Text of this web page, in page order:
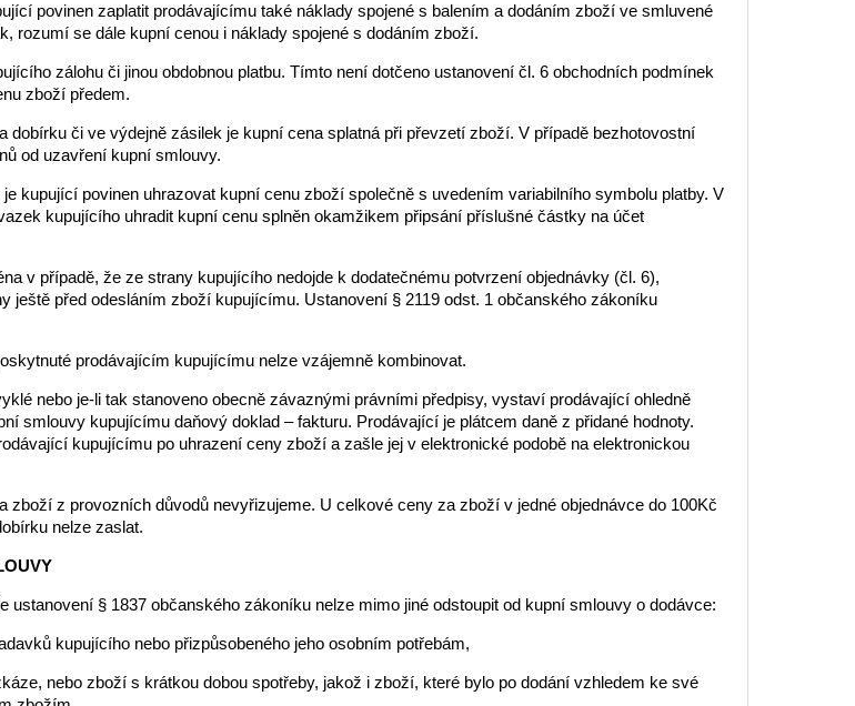
povinen zaplatit prodávajícímu také náklady spojené s balením a dodáním zboží ve smluvené
rozumí se dále kupní cenou i náklady spojené s dodáním zboží.
zálohu či jinou obdobnou platbu. Tímto není dotčeno ustanovení čl. 6 obchodních podmínek
zboží předem.
dobírku či ve výdejně zásilek je kupní cena splatná při převzetí zboží. V případě bezhotovostní
od uzavření kupní smlouvy.
kupující povinen uhrazovat kupní cenu zboží společně s uvedením variabilního symbolu platby. V
kupujícího uhradit kupní cenu splněn okamžikem připsání příslušné částky na účet
v případě, že ze strany kupujícího nedojde k dodatečnému potvrzení objednávky (čl. 6),
ještě před odesláním zboží kupujícímu. Ustanovení § 2119 odst. 1 občanského zákoníku
prodávajícím kupujícímu nelze vzájemně kombinovat.
nebo je-li tak stanoveno obecně závaznými právními předpisy, vystaví prodávající ohledně
smlouvy kupujícímu daňový doklad – fakturu. Prodávající je plátcem daně z přidané hodnoty.
kupujícímu po uhrazení ceny zboží a zašle jej v elektronické podobě na elektronickou
zboží z provozních důvodů nevyřizujeme. U celkové ceny za zboží v jedné objednávce do 100Kč
nelze zaslat.
ustanovení § 1837 občanského zákoníku nelze mimo jiné odstoupit od kupní smlouvy o dodávce:
kupujícího nebo přizpůsobeného jeho osobním potřebám,
nebo zboží s krátkou dobou spotřeby, jakož i zboží, které bylo po dodání vzhledem ke své